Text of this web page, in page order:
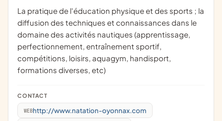
la pratique de l'éducation physique et des sports ; la
diffusion des techniques et connaissances dans le
domaine des activités nautiques (apprentissage,
perfectionnement, entraînement sportif,
compétitions, loisirs, aquagym, handisport,
formations diverses, etc)
CONTACT
WEBhttp://www.natation-oyonnax.com